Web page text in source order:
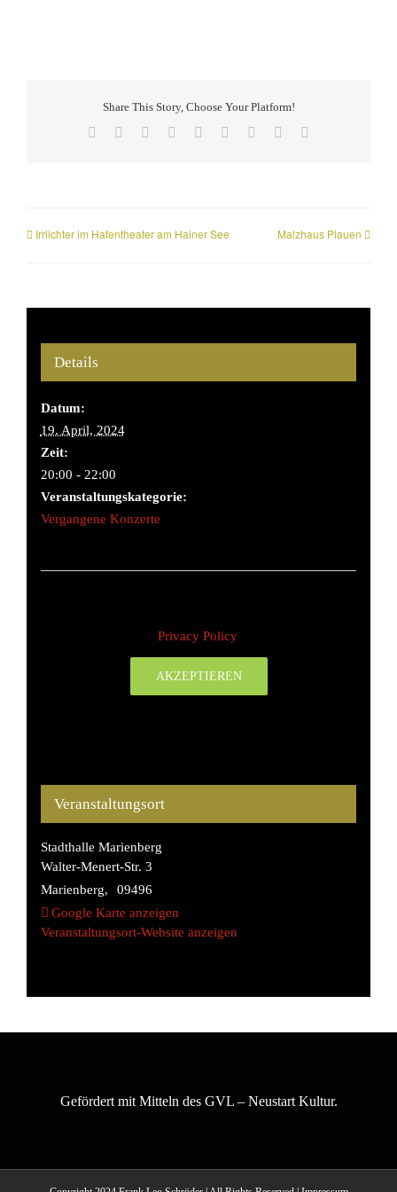
Share This Story, Choose Your Platform!
Facebook Reddit LinkedInWhatsApp
TumblrPinterest
Irrlichter im Hafentheater am Hainer See Malzhaus Plauen
Details
Datum:
19. April, 2024
Zeit:
20:00 - 22:00
Veranstaltungskategorie:
Vergangene Konzerte
Veranstaltungsort
Stadthalle Marienberg
Walter-Menert-Str. 3
Marienberg,
09496
Google Karte anzeigen
Veranstaltungsort-Website anzeigen
Privacy Policy.
AKZEPTIEREN
Gefördert mit Mitteln des GVL – Neustart Kultur.